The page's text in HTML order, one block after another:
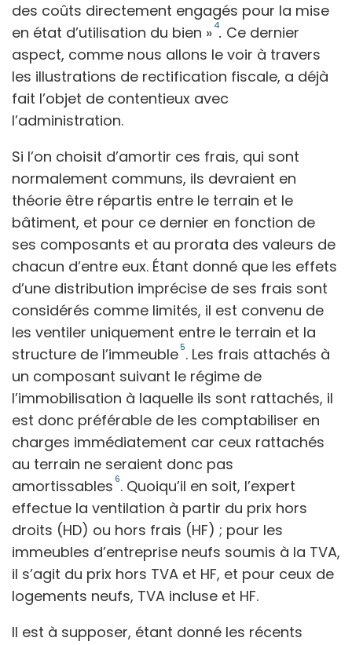
des coûts directement engagés pour la mise
en état d’utilisation du bien » 4. Ce dernier
aspect, comme nous allons le voir à travers
les illustrations de rectification fiscale, a déjà
fait l’objet de contentieux avec
l’administration.
Si l’on choisit d’amortir ces frais, qui sont
normalement communs, ils devraient en
théorie être répartis entre le terrain et le
bâtiment, et pour ce dernier en fonction de
ses composants et au prorata des valeurs de
chacun d’entre eux. Étant donné que les effets
d’une distribution imprécise de ses frais sont
considérés comme limités, il est convenu de
les ventiler uniquement entre le terrain et la
structure de l’immeuble 5. Les frais attachés à
un composant suivant le régime de
l’immobilisation à laquelle ils sont rattachés, il
est donc préférable de les comptabiliser en
charges immédiatement car ceux rattachés
au terrain ne seraient donc pas
amortissables 6. Quoiqu’il en soit, l’expert
effectue la ventilation à partir du prix hors
droits (HD) ou hors frais (HF) ; pour les
immeubles d’entreprise neufs soumis à la TVA,
il s’agit du prix hors TVA et HF, et pour ceux de
logements neufs, TVA incluse et HF.
Il est à supposer, étant donné les récents